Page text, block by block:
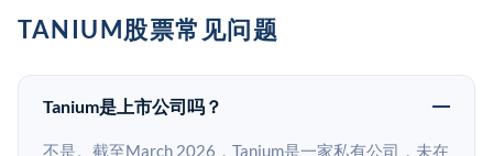
TANIUM股票常见问题
Tanium是上市公司吗？
不是。截至March 2026，Tanium是一家私有公司，未在